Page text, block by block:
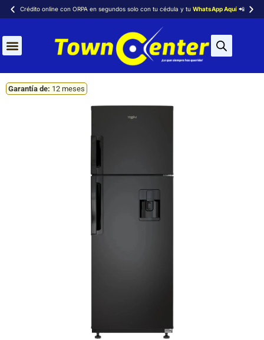
Crédito online con ORPA en segundos solo con tu cédula y tu WhatsApp Aquí📲
Garantía de: 12 meses